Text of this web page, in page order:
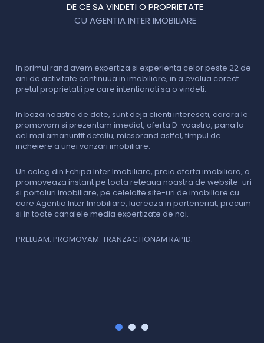
DE CE SA VINDETI O PROPRIETATE
CU AGENTIA INTER IMOBILIARE
In primul rand avem expertiza si experienta celor peste 22 de
ani de activitate continuua in imobiliare, in a evalua corect
pretul proprietatii pe care intentionati sa o vindeti.
In baza noastra de date, sunt deja clienti interesati, carora le
promovam si prezentam imediat, oferta D-voastra, pana la
cel mai amanuntit detaliu, micsorand astfel, timpul de
incheiere a unei vanzari imobiliare.
Un coleg din Echipa Inter Imobiliare, preia oferta imobiliara, o
promoveaza instant pe toata reteaua noastra de website-uri
si portaluri imobiliare, pe celelalte site-uri de imobiliare cu
care Agentia Inter Imobiliare, lucreaza in parteneriat, precum
si in toate canalele media expertizate de noi.
PRELUAM. PROMOVAM. TRANZACTIONAM RAPID.